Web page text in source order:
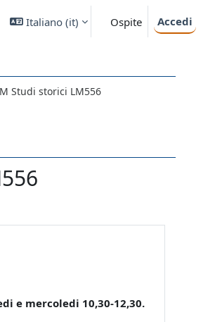
Italiano ‎(it)‎ Ospite Accedi
Studi storici LM556
e mercoledi 10,30-12,30.